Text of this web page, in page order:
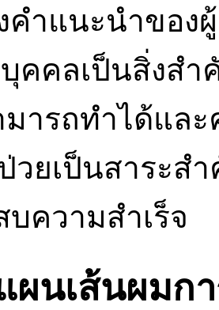
คำแนะนำของ
คคลเป็นสิ่งส
มารถทำได้แล
วยเป็นสาระส
บความสำเร็จ
ผนเส้นผมก